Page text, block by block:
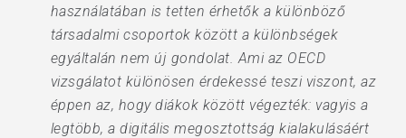
használatában is tetten érhetők a különböző
társadalmi csoportok között a különbségek
egyáltalán nem új gondolat. Ami az OECD
vizsgálatot különösen érdekessé teszi viszont, az
éppen az, hogy diákok között végezték: vagyis a
legtöbb, a digitális megosztottság kialakulásáért